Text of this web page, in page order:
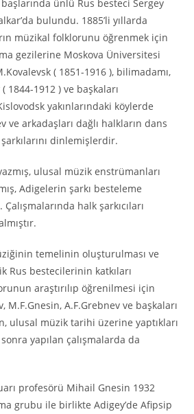
ünlü Rus besteci Sergey
bulundu. 1885’li yıllarda
müzikal folklorunu öğrenmek için
gezilerine Moskova Üniversitesi
( 1851-1916 ), bilimadamı,
1844-1912 ) ve başkaları
yakınlarındaki köylerde
ve arkadaşları dağlı halkların dans
dinlemişlerdir.
ulusal müzik enstrümanları
Adigelerin şarkı besteleme
halk şarkıcıları
temelinin oluşturulması ve
Rus bestecilerinin katkıları
araştırılıp öğrenilmesi için
M.F.Gnesin, A.F.Grebnev ve başkaları
ulusal müzik tarihi üzerine yaptıkları
yapılan çalışmalarda da
profesörü Mihail Gnesin 1932
grubu ile birlikte Adigey’de Afipsip